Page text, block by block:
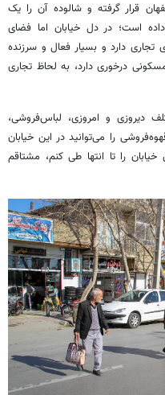
قرار گرفته و شالوده آن را یک
است؛ در دل خیابان اما فضای
تجاری دارد و بسیار فعال و سرزنده
درخوری دارد، به لحاظ تجاری
دیروزی و امروزی، لباس‌فروشی،
را می‌توانید در این خیابان
را تا انتها طی کنم، مشتاقم